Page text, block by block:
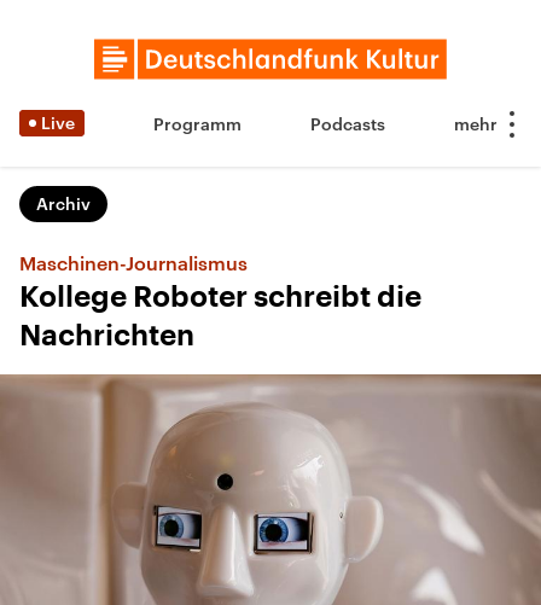
Live Programm Podcasts
Archiv
Maschinen-Journalismus
Kollege Roboter schreibt die
Nachrichten